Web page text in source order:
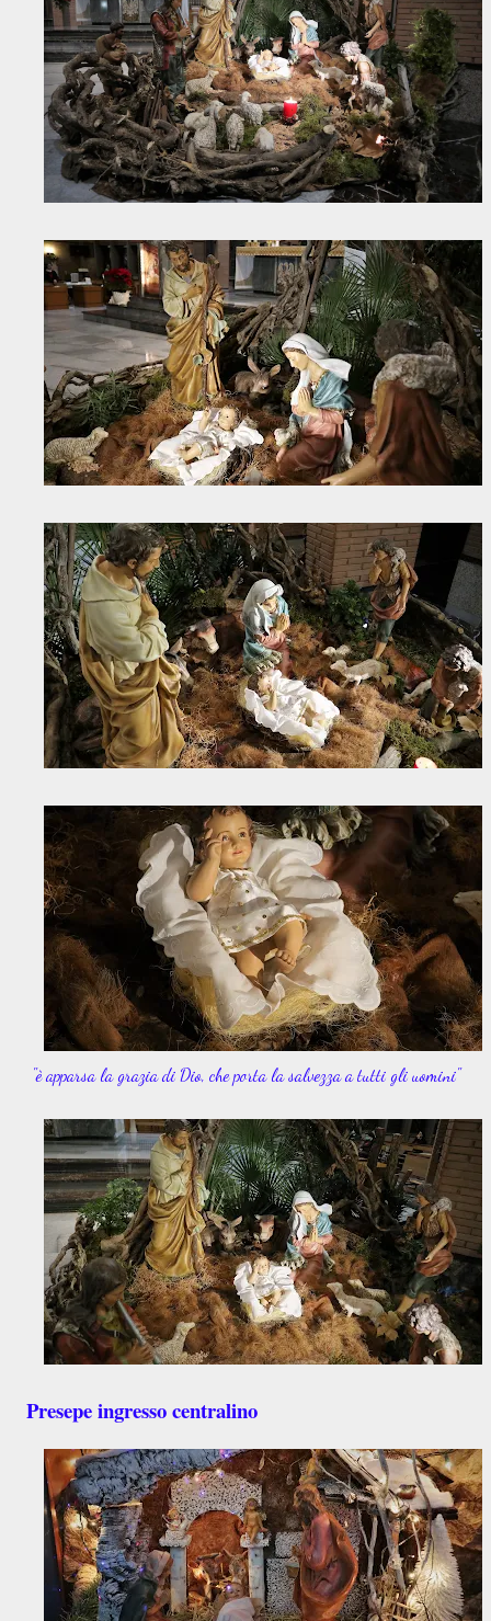
"è apparsa la grazia di Dio, che porta la salvezza a tutti gli uomini"
Presepe ingresso centralino